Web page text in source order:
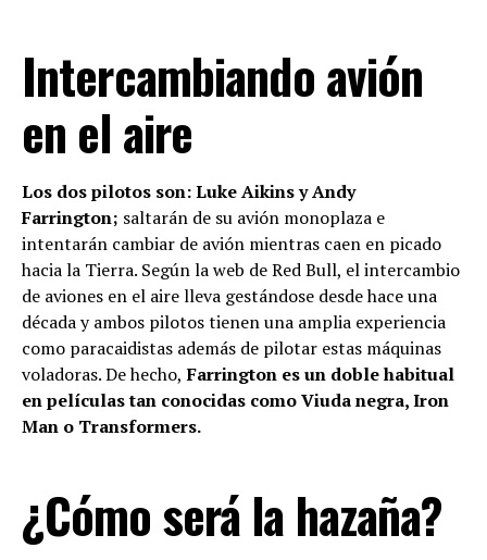
Intercambiando avión
en el aire
Los dos pilotos son: Luke Aikins y Andy
Farrington; saltarán de su avión monoplaza e
intentarán cambiar de avión mientras caen en picado
hacia la Tierra. Según la web de Red Bull, el intercambio
de aviones en el aire lleva gestándose desde hace una
década y ambos pilotos tienen una amplia experiencia
como paracaidistas además de pilotar estas máquinas
voladoras. De hecho, Farrington es un doble habitual
en películas tan conocidas como Viuda negra, Iron
Man o Transformers.
¿Cómo será la hazaña?